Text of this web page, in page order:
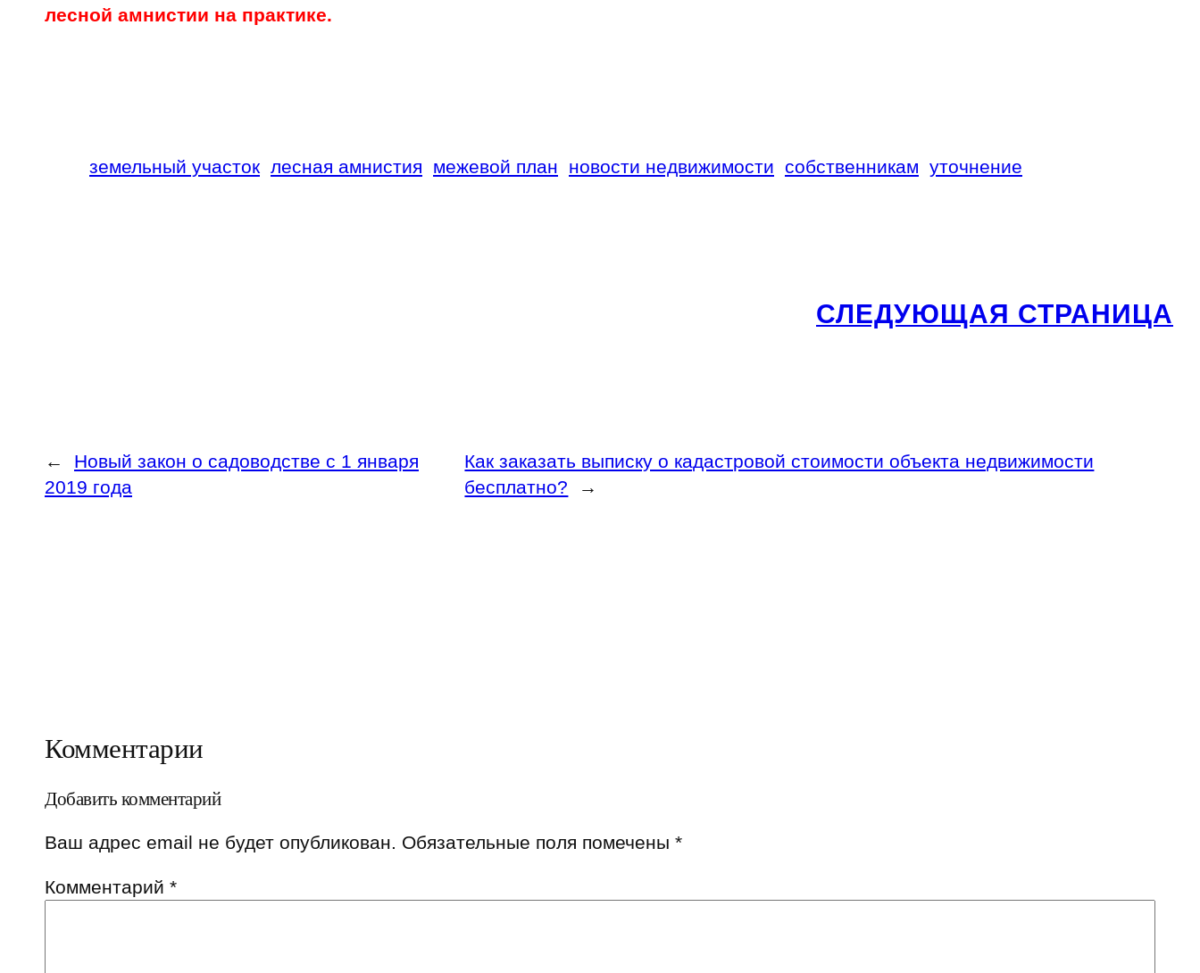
лесной амнистии на практике.
земельный участок лесная амнистия межевой план новости недвижимости собственникам уточнение
СЛЕДУЮЩАЯ СТРАНИЦА
←
Новый закон о садоводстве с 1 января
2019 года
Как заказать выписку о кадастровой стоимости объекта недвижимости
бесплатно?
→
Комментарии
Добавить комментарий
Ваш адрес email не будет опубликован. Обязательные поля помечены *
Комментарий *